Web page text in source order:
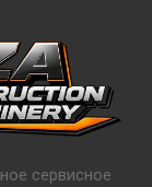
сервисное